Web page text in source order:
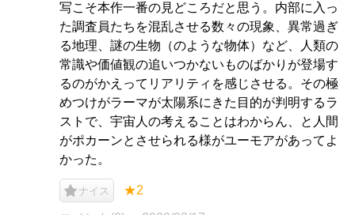
写こそ本作一番の見どころだと思う。内部に入っ
た調査員たちを混乱させる数々の現象、異常過ぎ
る地理、謎の生物（のような物体）など、人類の
常識や価値観の追いつかないものばかりが登場す
るのがかえってリアリティを感じさせる。その極
めつけがラーマが太陽系にきた目的が判明するラ
ストで、宇宙人の考えることはわからん、と人間
がポカーンとさせられる様がユーモアがあってよ
かった。
ナイス ★2